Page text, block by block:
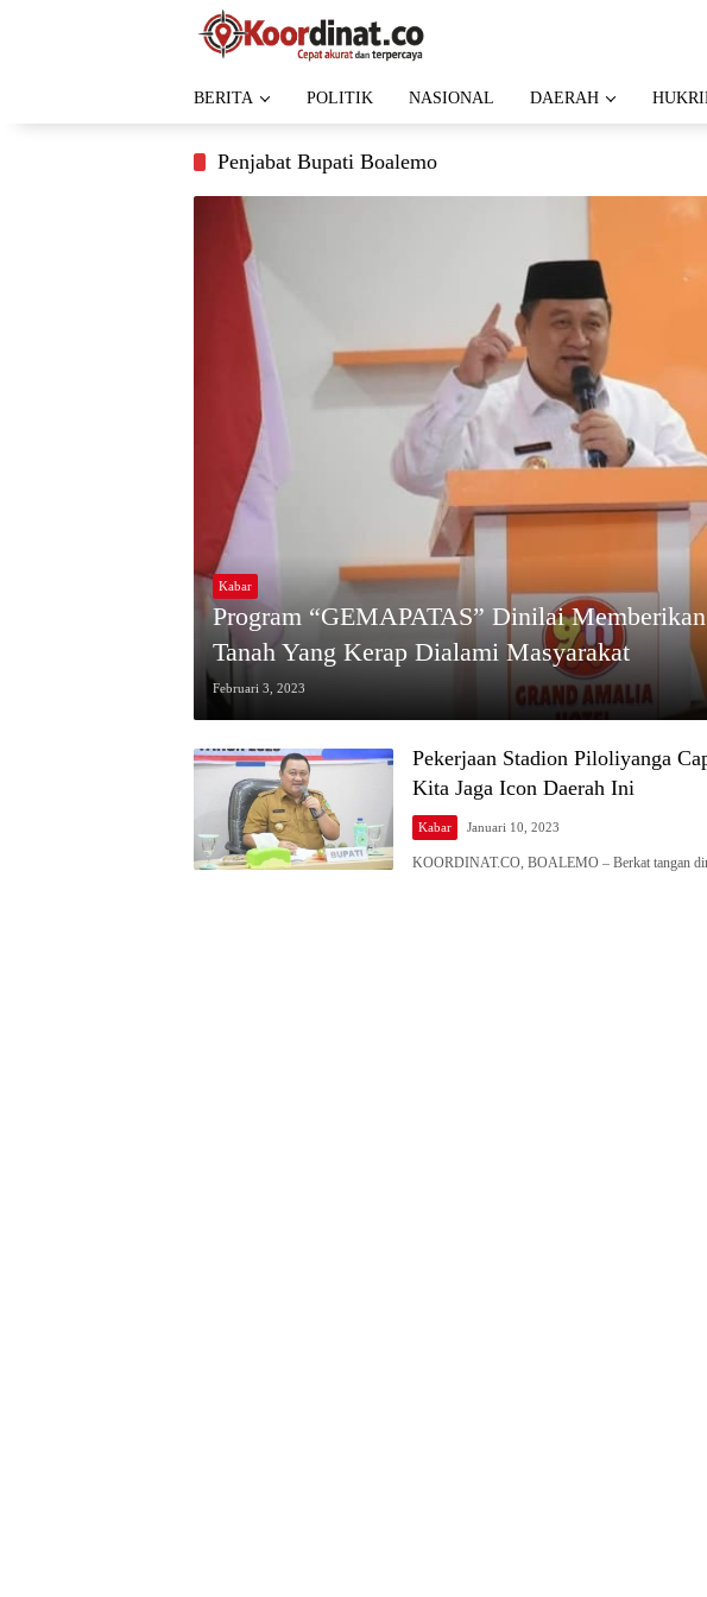
BERITA POLITIK NASIONAL DAERAH
Penjabat Bupati Boalemo
Kabar
Program “GEMAPATAS” Dinilai
Tanah Yang Kerap Dialami Masyarakat
Februari 3, 2023
Pekerjaan Stadion Piloliyanga
Kita Jaga Icon Daerah Ini
Kabar Januari 10, 2023
KOORDINAT.CO, BOALEMO – Berkat tangan